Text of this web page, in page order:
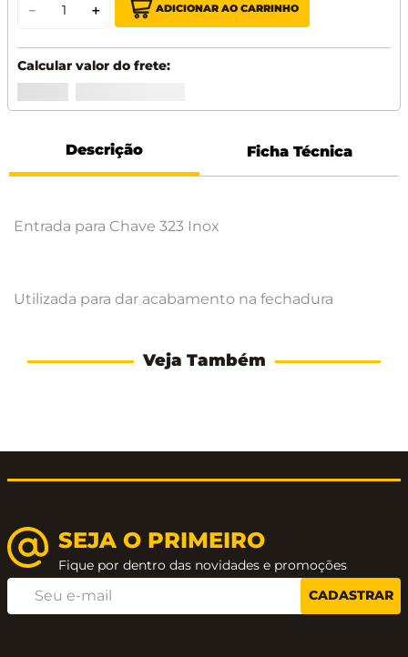
＋
－ ADICIONAR AO CARRINHO
Descrição Ficha Técnica
Entrada para Chave 323 Inox
Utilizada para dar acabamento na fechadura
Veja Também
SEJA O PRIMEIRO
Fique por dentro das novidades e promoções
CADASTRAR